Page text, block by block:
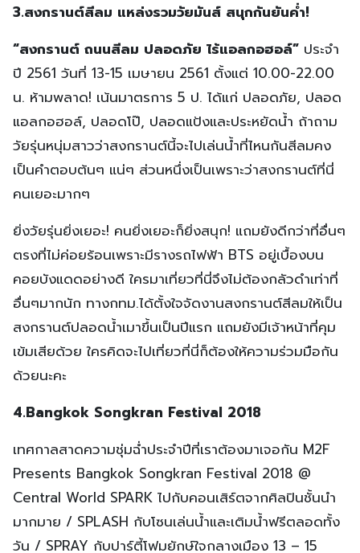
3.สงกรานต์สีลม แหล่งรวมวัยมันส์ สนุกกันยันค่ำ!
“สงกรานต์ ถนนสีลม ปลอดภัย ไร้แอลกอฮอล์” ประจำ
ปี 2561 วันที่ 13-15 เมษายน 2561 ตั้งแต่ 10.00-22.00
น. ห้ามพลาด! เน้นมาตรการ 5 ป. ได้แก่ ปลอดภัย, ปลอด
แอลกอฮอล์, ปลอดโป๊, ปลอดแป้งและประหยัดน้ำ ถ้าถาม
วัยรุ่นหนุ่มสาวว่าสงกรานต์นี้จะไปเล่นน้ำที่ไหนกันสีลมคง
เป็นคำตอบต้นๆ แน่ๆ ส่วนหนึ่งเป็นเพราะว่าสงกรานต์ที่นี่
คนเยอะมากๆ
ยิ่งวัยรุ่นยิ่งเยอะ! คนยิ่งเยอะก็ยิ่งสนุก! แถมยังดีกว่าที่อื่นๆ
ตรงที่ไม่ค่อยร้อนเพราะมีรางรถไฟฟ้า BTS อยู่เบื้องบน
คอยบังแดดอย่างดี ใครมาเที่ยวที่นี่จึงไม่ต้องกลัวดำเท่าที่
อื่นๆมากนัก ทางกทม.ได้ตั้งใจจัดงานสงกรานต์สีลมให้เป็น
สงกรานต์ปลอดน้ำเมาขึ้นเป็นปีแรก แถมยังมีเจ้าหน้าที่คุม
เข้มเสียด้วย ใครคิดจะไปเที่ยวที่นี่ก็ต้องให้ความร่วมมือกัน
ด้วยนะคะ
4.Bangkok Songkran Festival 2018
เทศกาลสาดความชุ่มฉ่ำประจำปีที่เราต้องมาเจอกัน M2F
Presents Bangkok Songkran Festival 2018 @
Central World SPARK ไปกับคอนเสิร์ตจากศิลปินชั้นนำ
มากมาย / SPLASH กับโซนเล่นน้ำและเติมน้ำฟรีตลอดทั้ง
วัน / SPRAY กับปาร์ตี้โฟมยักษ์ใจกลางเมือง 13 – 15